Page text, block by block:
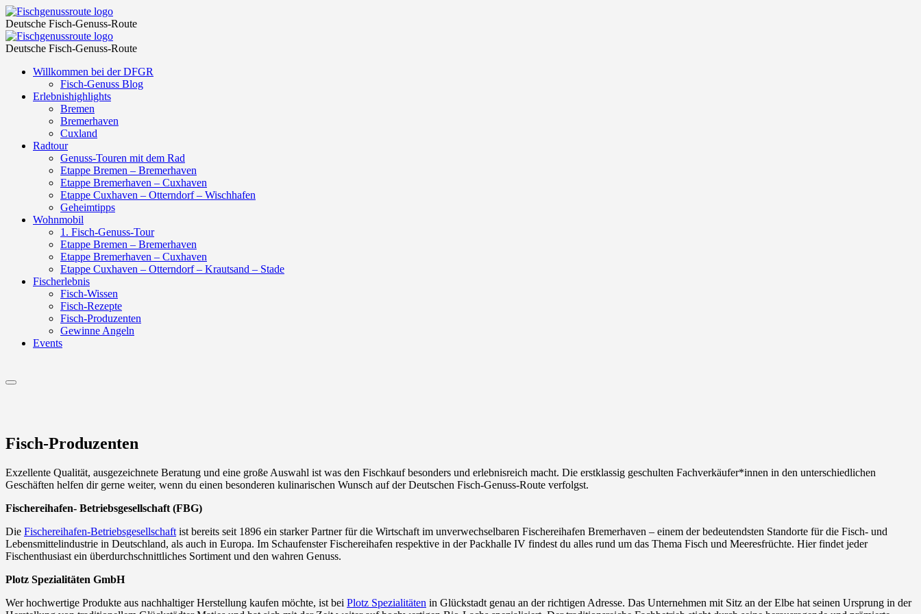
Fisch-
Produzenten
–
Fischgenussroute
Fischgenussroute
Deutsche Fisch-Genuss-Route
Fisch-
Produzenten
Fischgenussroute
Fischgenussroute
Deutsche Fisch-Genuss-Route
Skip
content
Willkommen bei der DFGR
Fisch-Genuss Blog
Erlebnishighlights
Bremen
Bremerhaven
Cuxland
Radtour
Genuss-Touren mit dem Rad
Etappe Bremen – Bremerhaven
Etappe Bremerhaven – Cuxhaven
Etappe Cuxhaven – Otterndorf – Wischhafen
Geheimtipps
Wohnmobil
1. Fisch-Genuss-Tour
Etappe Bremen – Bremerhaven
Etappe Bremerhaven – Cuxhaven
Etappe Cuxhaven – Otterndorf – Krautsand – Stade
Fischerlebnis
Fisch-Wissen
Fisch-Rezepte
Fisch-Produzenten
Gewinne Angeln
Events
Menu
Fisch-Produzenten
Exzellente Qualität, ausgezeichnete Beratung und eine große Auswahl ist was den Fischkauf besonders und erlebnisreich macht. Die erstklassig geschulten Fachverkäufer*innen in den unterschiedlichen
Geschäften helfen dir gerne weiter, wenn du einen besonderen kulinarischen Wunsch auf der Deutschen Fisch-Genuss-Route verfolgst.
Fischereihafen- Betriebsgesellschaft (FBG)
Die Fischereihafen-Betriebsgesellschaft ist bereits seit 1896 ein starker Partner für die Wirtschaft im unverwechselbaren Fischereihafen Bremerhaven – einem der bedeutendsten Standorte für die Fisch- und
Lebensmittelindustrie in Deutschland, als auch in Europa. Im Schaufenster Fischereihafen respektive in der Packhalle IV findest du alles rund um das Thema Fisch und Meeresfrüchte. Hier findet jeder
Fischenthusiast ein überdurchschnittliches Sortiment und den wahren Genuss.
Plotz Spezialitäten GmbH
Wer hochwertige Produkte aus nachhaltiger Herstellung kaufen möchte, ist bei Plotz Spezialitäten in Glückstadt genau an der richtigen Adresse. Das Unternehmen mit Sitz an der Elbe hat seinen Ursprung in der